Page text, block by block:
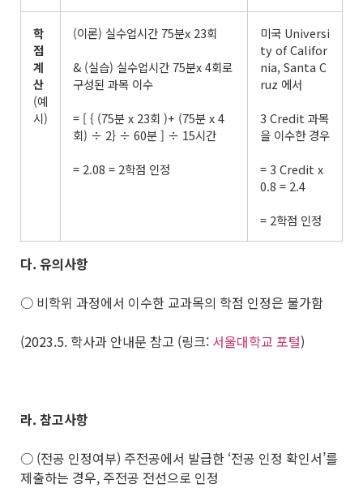
학
점
계
산
(예
시)
(이론) 실수업시간 75분x 23회
& (실습) 실수업시간 75분x 4회로
구성된 과목 이수
= [ { (75분 x 23회 )+ (75분 x 4
회) ÷ 2} ÷ 60분 ] ÷ 15시간
= 2.08 = 2학점 인정
미국 Universi
ty of Califor
nia, Santa C
ruz 에서
3 Credit 과목
을 이수한 경우
= 3 Credit x
0.8 = 2.4
= 2학점 인정
다. 유의사항
○ 비학위 과정에서 이수한 교과목의 학점 인정은 불가함
(2023.5. 학사과 안내문 참고 (링크: 서울대학교 포털)
라. 참고사항
○ (전공 인정여부) 주전공에서 발급한 ‘전공 인정 확인서’를
제출하는 경우, 주전공 전선으로 인정